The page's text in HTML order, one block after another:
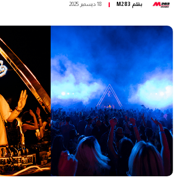
بقلم M283 18 ديسمبر 2025